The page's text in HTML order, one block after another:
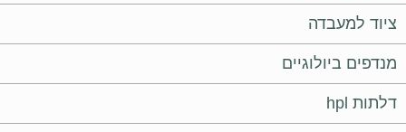
ציוד למעבדה
מנדפים ביולוגיים
דלתות hpl